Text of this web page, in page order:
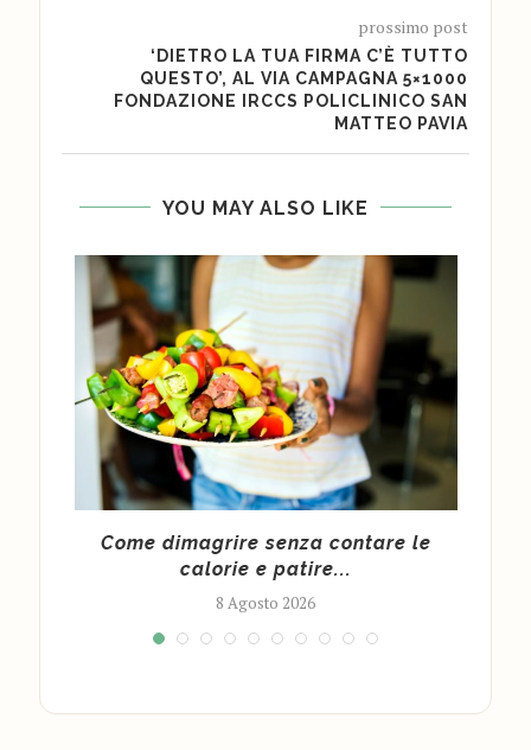
prossimo post
‘DIETRO LA TUA FIRMA C’È TUTTO
QUESTO’, AL VIA CAMPAGNA 5×1000
FONDAZIONE IRCCS POLICLINICO SAN
MATTEO PAVIA
YOU MAY ALSO LIKE
Come dimagrire senza contare le
calorie e patire...
8 Agosto 2026